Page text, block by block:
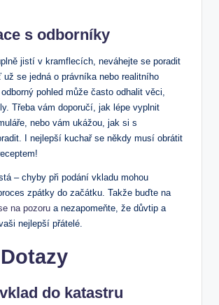
s odborníky
jistí v kramflecích, neváhejte se ⁣poradit
už se jedná o ‍právníka nebo⁢ realitního
pohled může často odhalit věci,
Třeba‍ vám⁢ doporučí, jak lépe vyplnit
nebo vám ukážou, jak ‌si s
I nejlepší kuchař se někdy musí obrátit
– ‍chyby při⁤ podání vkladu mohou
zpátky do začátku. Takže buďte na
na pozoru ‍ a nezapomeňte, ⁢že⁣ důvtip⁣ a
nejlepší přátelé.
do katastru‌